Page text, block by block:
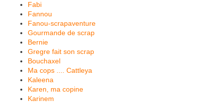
Fabi
Fannou
Fanou-scrapaventure
Gourmande de scrap
Bernie
Gregre fait son scrap
Bouchaxel
Ma cops .... Cattleya
Kaleena
Karen, ma copine
Karinem